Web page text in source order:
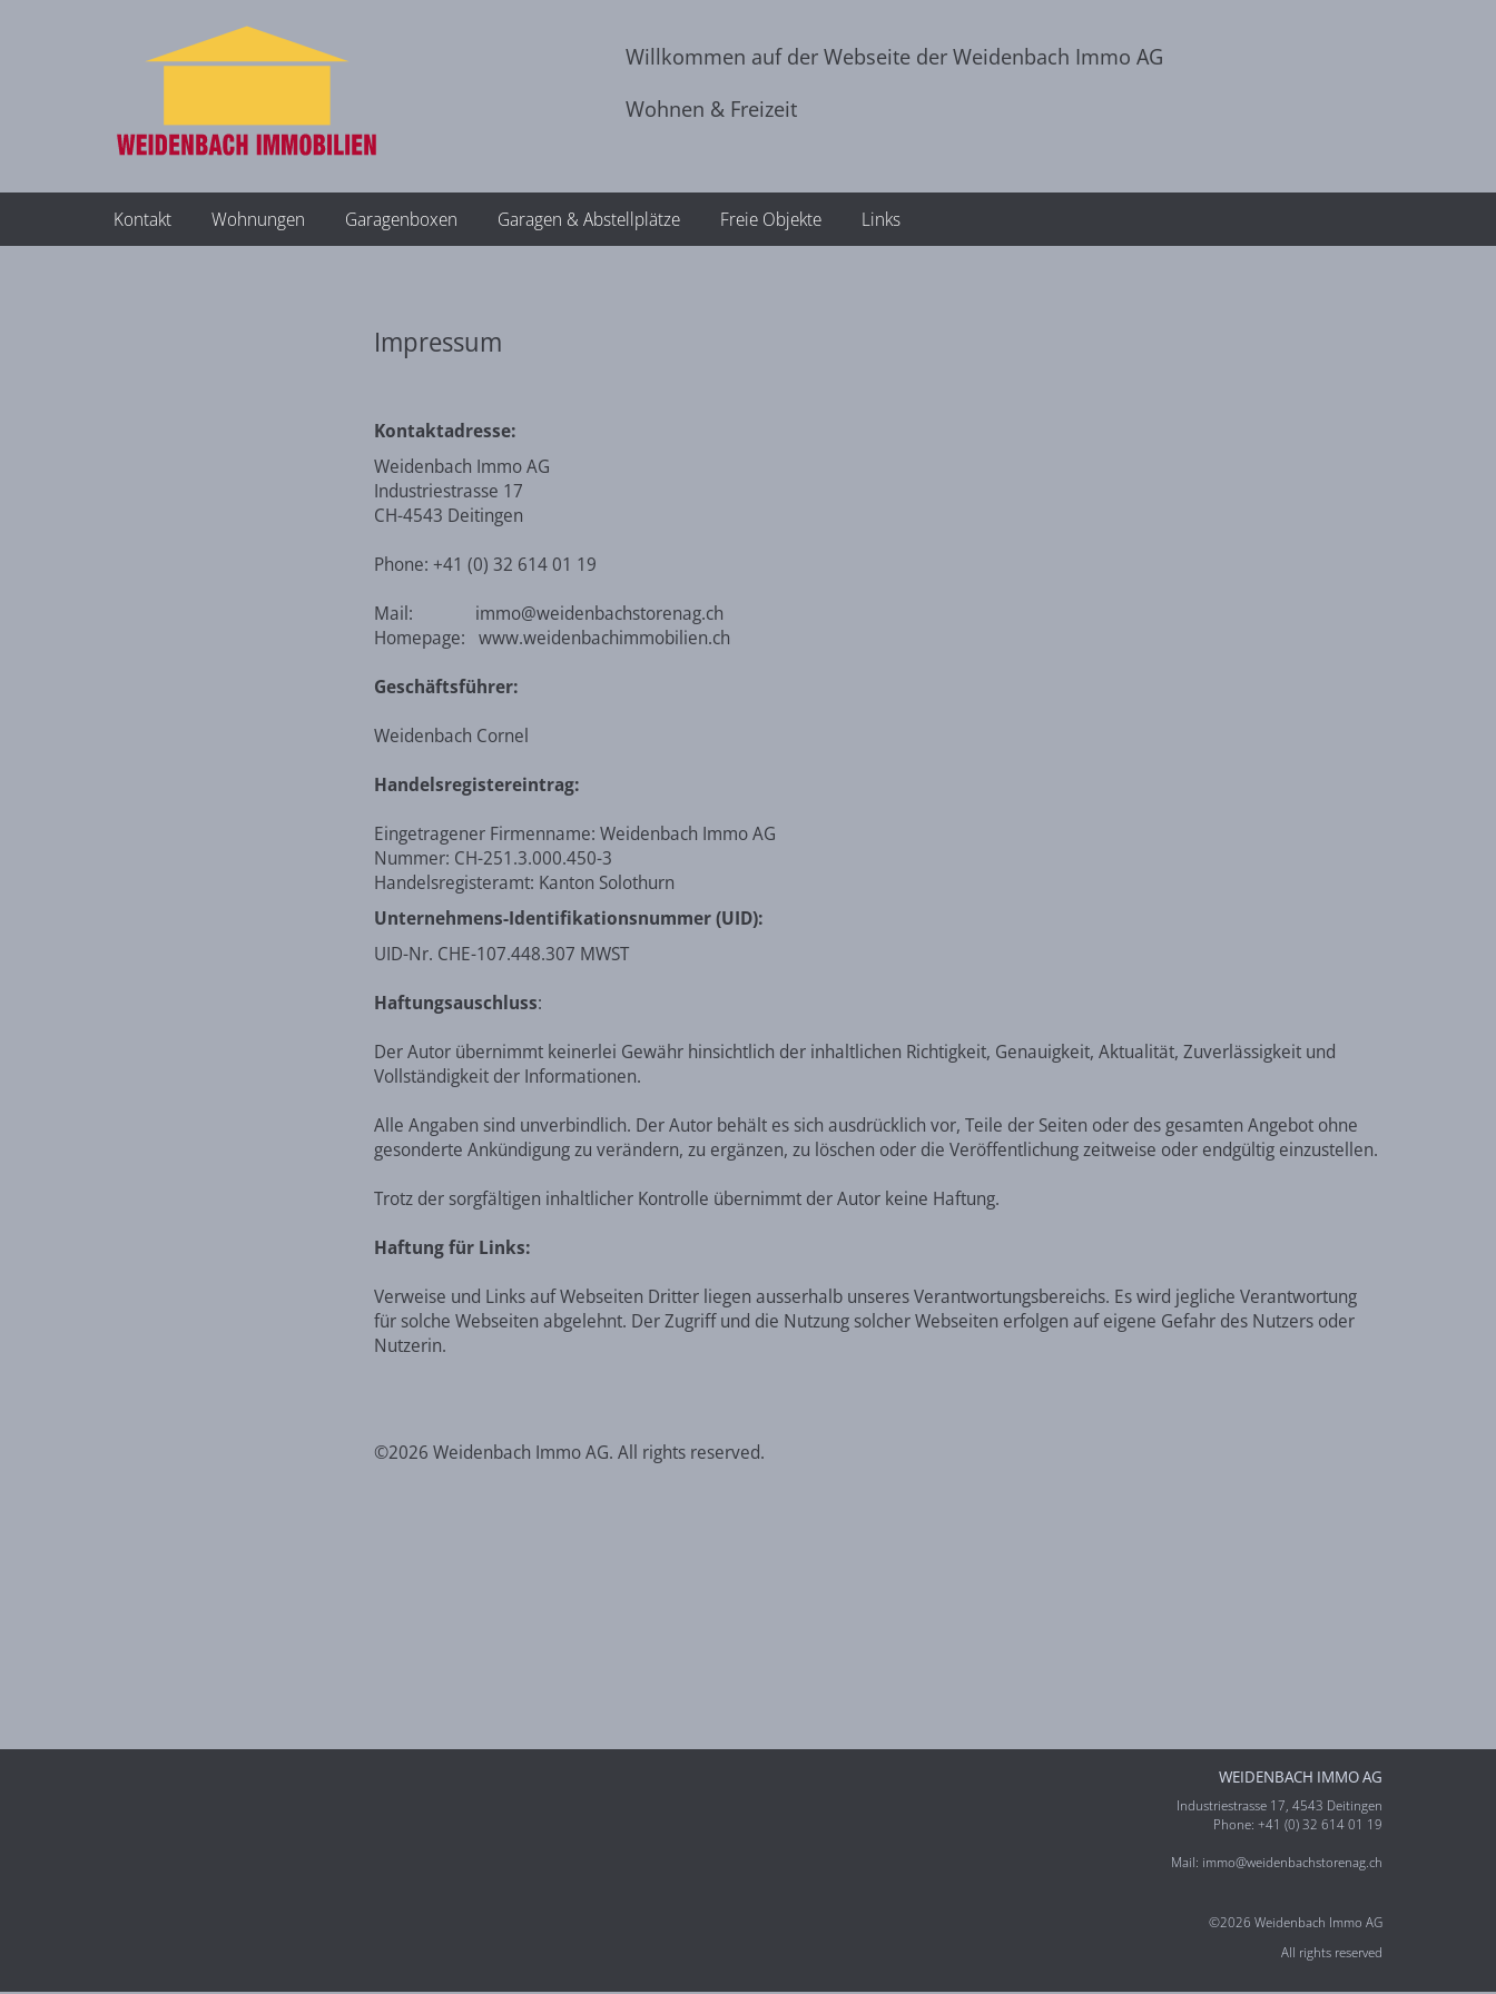
Willkommen auf der Webseite der Weidenbach Immo AG
Wohnen & Freizeit
Kontakt Wohnungen Garagenboxen Garagen & Abstellplätze Freie Objekte Links
Impressum
Kontaktadresse:
Weidenbach Immo AG
Industriestrasse 17
CH-4543 Deitingen
Phone: +41 (0) 32 614 01 19
Mail: immo@weidenbachstorenag.ch
Homepage: www.weidenbachimmobilien.ch
Geschäftsführer:
Weidenbach Cornel
Handelsregistereintrag:
Eingetragener Firmenname: Weidenbach Immo AG
Nummer: CH-251.3.000.450-3
Handelsregisteramt: Kanton Solothurn
Unternehmens-Identifikationsnummer (UID):
UID-Nr. CHE-107.448.307 MWST
Haftungsauschluss:
Der Autor übernimmt keinerlei Gewähr hinsichtlich der inhaltlichen Richtigkeit, Genauigkeit, Aktualität, Zuverlässigkeit und
Vollständigkeit der Informationen.
Alle Angaben sind unverbindlich. Der Autor behält es sich ausdrücklich vor, Teile der Seiten oder des gesamten Angebot ohne
gesonderte Ankündigung zu verändern, zu ergänzen, zu löschen oder die Veröffentlichung zeitweise oder endgültig einzustellen.
Trotz der sorgfältigen inhaltlicher Kontrolle übernimmt der Autor keine Haftung.
Haftung für Links:
Verweise und Links auf Webseiten Dritter liegen ausserhalb unseres Verantwortungsbereichs. Es wird jegliche Verantwortung
für solche Webseiten abgelehnt. Der Zugriff und die Nutzung solcher Webseiten erfolgen auf eigene Gefahr des Nutzers oder
Nutzerin.
©2026 Weidenbach Immo AG. All rights reserved.
WEIDENBACH IMMO AG
Industriestrasse 17, 4543 Deitingen
Phone: +41 (0) 32 614 01 19
Mail: immo@weidenbachstorenag.ch
©2026 Weidenbach Immo AG
All rights reserved